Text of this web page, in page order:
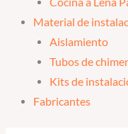
Material de
Aislamiento
Tubos de
Kits de
Fabricantes